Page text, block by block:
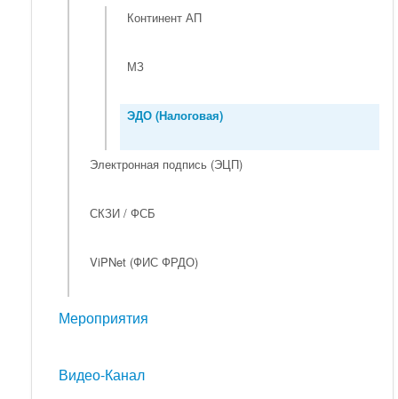
Континент АП
МЗ
ЭДО (Налоговая)
Электронная подпись (ЭЦП)
СКЗИ / ФСБ
ViPNet (ФИС ФРДО)
Мероприятия
Видео-Канал